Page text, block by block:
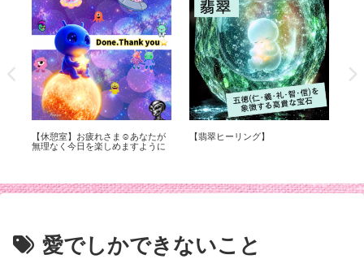
【休憩室】お疲れさま☺︎あなたが
無理なく今日を楽しめますように
【翡翠ヒーリング】
愛でしかできないこと